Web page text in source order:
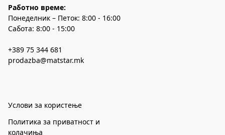
Работно време:
Понеделник – Петок: 8:00 - 16:00
Сабота: 8:00 - 15:00
+389 75 344 681
prodazba@matstar.mk
Услови за користење
Политика за приватност и
колачиња